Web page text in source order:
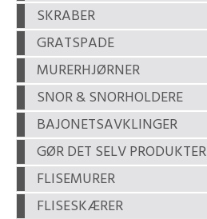
SKRABER
GRATSPADE
MURERHJØRNER
SNOR & SNORHOLDERE
BAJONETSAVKLINGER
GØR DET SELV PRODUKTER
FLISEMURER
FLISESKÆRER